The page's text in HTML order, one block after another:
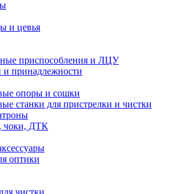
и цевья
приспособления и ЛЦУ
и принадлежности
опоры и сошки
станки для пристрелки и чистки
чоки, ДТК
оптики
чистки